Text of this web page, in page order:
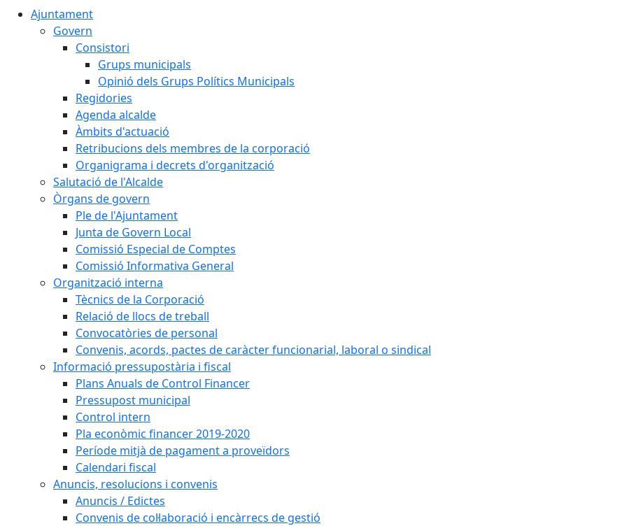
Ajuntament
Govern
Consistori
Grups municipals
Opinió dels Grups Polítics Municipals
Regidories
Agenda alcalde
Àmbits d'actuació
Retribucions dels membres de la corporació
Organigrama i decrets d'organització
Salutació de l'Alcalde
Òrgans de govern
Ple de l'Ajuntament
Junta de Govern Local
Comissió Especial de Comptes
Comissió Informativa General
Organització interna
Tècnics de la Corporació
Relació de llocs de treball
Convocatòries de personal
Convenis, acords, pactes de caràcter funcionarial, laboral o sindical
Informació pressupostària i fiscal
Plans Anuals de Control Financer
Pressupost municipal
Control intern
Pla econòmic financer 2019-2020
Període mitjà de pagament a proveïdors
Calendari fiscal
Anuncis, resolucions i convenis
Anuncis / Edictes
Convenis de col·laboració i encàrrecs de gestió